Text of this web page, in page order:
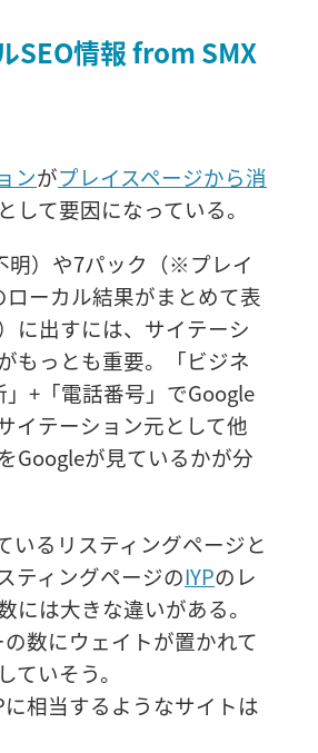
SEO情報 from SMX
ンがプレイスページから消
して要因になっている。
）や7パック（※プレイ
ローカル結果がまとめて表
に出すには、サイテーシ
もっとも重要。「ビジネ
」+「電話番号」でGoogle
イテーション元として他
Googleが見ているかが分
いるリスティングページと
ティングページのIYPのレ
には大きな違いがある。
数にウェイトが置かれて
ていそう。
相当するようなサイトは